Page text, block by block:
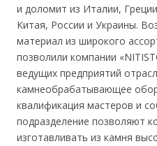
и доломит из Италии,
Китая, России и Украины.
материал из широкого
позволили компании
ведущих предприятий
камнеобрабатывающее
квалификация мастеров и
подразделение позволяют
изготавливать из камня